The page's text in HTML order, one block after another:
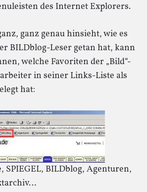
des Internet Explorers.
ganz genau hinsieht, wie es
BILDblog-Leser getan hat, kann
welche Favoriten der „Bild“-
in seiner Links-Liste als
hat:
SPIEGEL, BILDblog, Agenturen,